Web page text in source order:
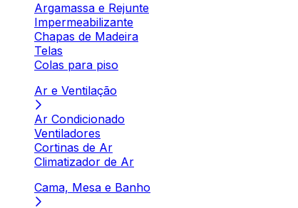
Argamassa e Rejunte
Impermeabilizante
Chapas de Madeira
Telas
Colas para piso
Ar e Ventilação
Ar Condicionado
Ventiladores
Cortinas de Ar
Climatizador de Ar
Cama, Mesa e Banho